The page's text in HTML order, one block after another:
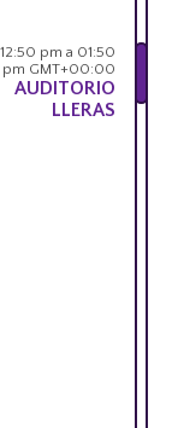
12:50 pm a 01:50
pm GMT+00:00
AUDITORIO
LLERAS